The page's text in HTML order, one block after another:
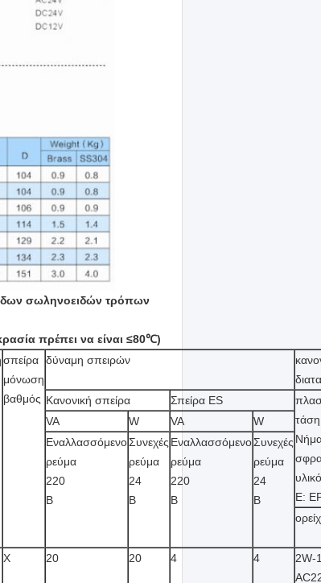
σωληνοειδών τρόπων
πρέπει να είναι ≤80℃)
σπείρα
μόνωση
βαθμός
δύναμη σπειρών
Κανονική σπείρα Σπείρα ES
Ε:
VA W VA
W
Εναλλασσόμενο
ρεύμα
220
Β
Συνεχές
ρεύμα
24
Β
Εναλλασσόμενο
ρεύμα
220
Β
Συνεχές
ρεύμα
24
Β
Χ 20 20 4 4
2W-